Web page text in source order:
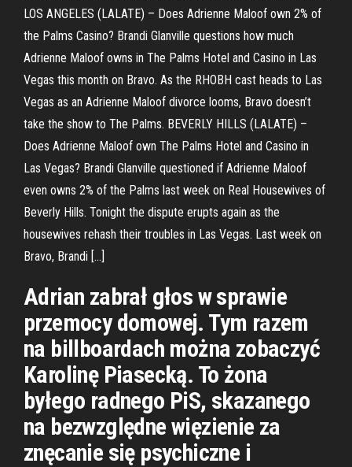
LOS ANGELES (LALATE) – Does Adrienne Maloof own 2% of
the Palms Casino? Brandi Glanville questions how much
Adrienne Maloof owns in The Palms Hotel and Casino in Las
Vegas this month on Bravo. As the RHOBH cast heads to Las
Vegas as an Adrienne Maloof divorce looms, Bravo doesn’t
take the show to The Palms. BEVERLY HILLS (LALATE) –
Does Adrienne Maloof own The Palms Hotel and Casino in
Las Vegas? Brandi Glanville questioned if Adrienne Maloof
even owns 2% of the Palms last week on Real Housewives of
Beverly Hills. Tonight the dispute erupts again as the
housewives rehash their troubles in Las Vegas. Last week on
Bravo, Brandi […]
Adrian zabrał głos w sprawie
przemocy domowej. Tym razem
na billboardach można zobaczyć
Karolinę Piasecką. To żona
byłego radnego PiS, skazanego
na bezwzględne więzienie za
znęcanie się psychiczne i